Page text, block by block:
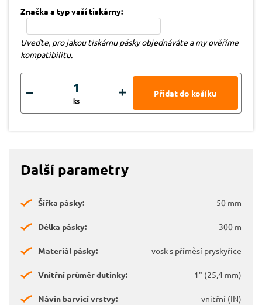
Značka a typ vaší tiskárny:
Uveďte, pro jakou tiskárnu pásky objednáváte a my ověříme
kompatibilitu.
ks
Další parametry
Šířka pásky: 50 mm
Délka pásky: 300 m
Materiál pásky: vosk s příměsí pryskyřice
Vnitřní průměr dutinky: 1" (25,4 mm)
Návin barvicí vrstvy: vnitřní (IN)